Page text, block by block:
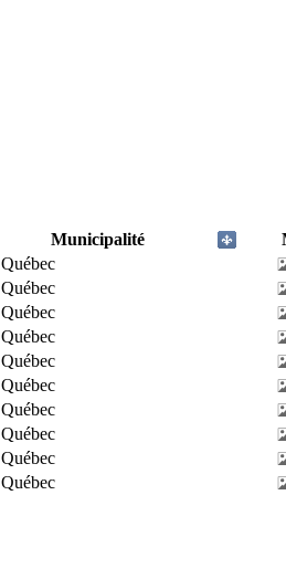
Municipalité
Québec
Québec
Québec
Québec
Québec
Québec
Québec
Québec
Québec
Québec